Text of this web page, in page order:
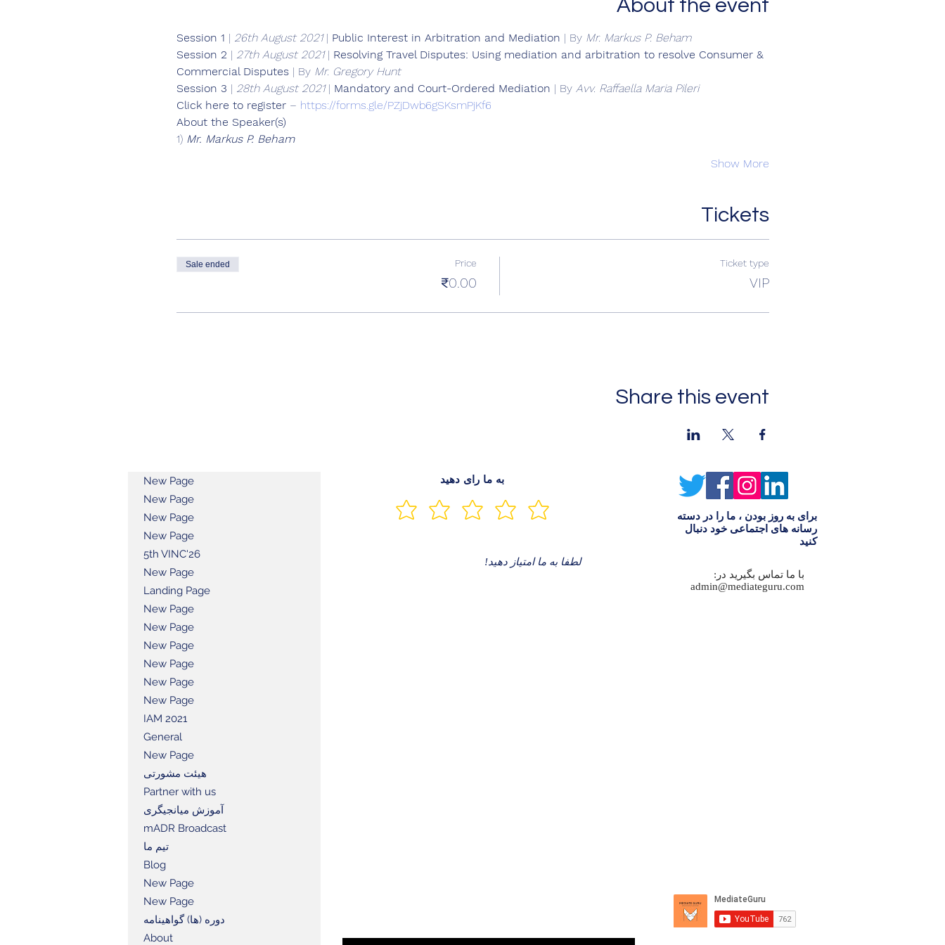
About the event
Session 1 | 26th August 2021 | Public Interest in Arbitration and Mediation | By Mr. Markus P. Beham
Session 2 | 27th August 2021 | Resolving Travel Disputes: Using mediation and arbitration to resolve Consumer &
Commercial Disputes | By Mr. Gregory Hunt
Session 3 | 28th August 2021 | Mandatory and Court-Ordered Mediation | By Avv. Raffaella Maria Pileri
Click here to register – https://forms.gle/PZjDwb6gSKsmPjKf6
About the Speaker(s)
1) Mr. Markus P. Beham
Show More
Tickets
Ticket type
VIP
Price
₹0.00
Sale ended
Share this event
New Page
New Page
New Page
New Page
5th VINC'26
New Page
Landing Page
New Page
New Page
New Page
New Page
New Page
New Page
IAM 2021
General
New Page
هیئت مشورتی
Partner with us
آموزش میانجیگری
mADR Broadcast
تیم ما
Blog
New Page
New Page
دوره (ها) گواهینامه
About
به ما رای دهید
لطفا به ما امتیاز دهید!
برای به روز بودن ، ما را در دسته
رسانه های اجتماعی خود دنبال
کنید
با ما تماس بگیرید در:
admin@mediateguru.com